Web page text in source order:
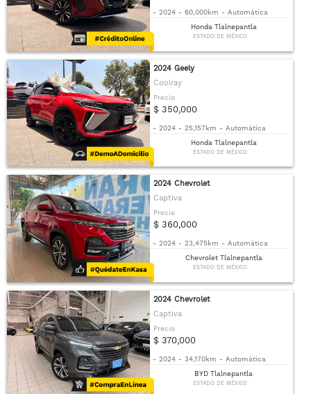
- 2024 - 60,000km - Automática
Honda Tlalnepantla
ESTADO DE MÉXICO
2024 Geely
Coolray
Precio
$ 350,000
- 2024 - 25,157km - Automática
Honda Tlalnepantla
ESTADO DE MÉXICO
2024 Chevrolet
Captiva
Precio
$ 360,000
- 2024 - 23,475km - Automática
Chevrolet Tlalnepantla
ESTADO DE MÉXICO
2024 Chevrolet
Captiva
Precio
$ 370,000
- 2024 - 34,170km - Automática
BYD Tlalnepantla
ESTADO DE MÉXICO